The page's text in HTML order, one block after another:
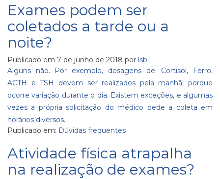
Exames podem ser
coletados a tarde ou a
noite?
Publicado em 7 de junho de 2018 por lsb.
Alguns não. Por exemplo, dosagens de: Cortisol, Ferro,
ACTH e TSH devem ser realizados pela manhã, porque
ocorre variação durante o dia. Existem exceções, e algumas
vezes a própria solicitação do médico pede a coleta em
horários diversos.
Publicado em: Dúvidas frequentes
Atividade física atrapalha
na realização de exames?